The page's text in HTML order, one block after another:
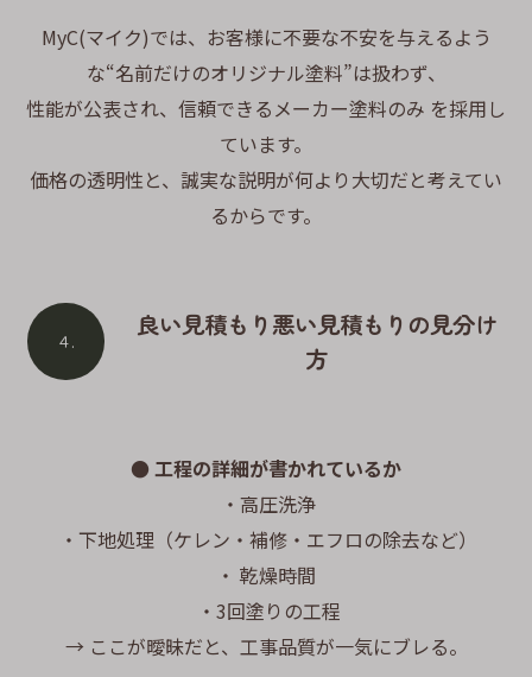
MyC(マイク)では、お客様に不要な不安を与えるよう
な“名前だけのオリジナル塗料”は扱わず、
性能が公表され、信頼できるメーカー塗料のみ を採用し
ています。
価格の透明性と、誠実な説明が何より大切だと考えてい
るからです。
良い見積もり悪い見積もりの見分け
方
４.
● 工程の詳細が書かれているか
・高圧洗浄
・下地処理（ケレン・補修・エフロの除去など）
・ 乾燥時間
・3回塗りの工程
→ ここが曖昧だと、工事品質が一気にブレる。